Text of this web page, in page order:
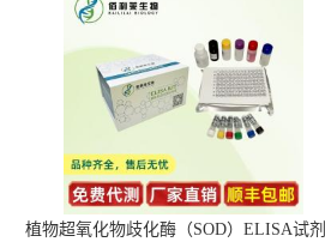
植物超氧化物歧化酶（SOD）ELISA试